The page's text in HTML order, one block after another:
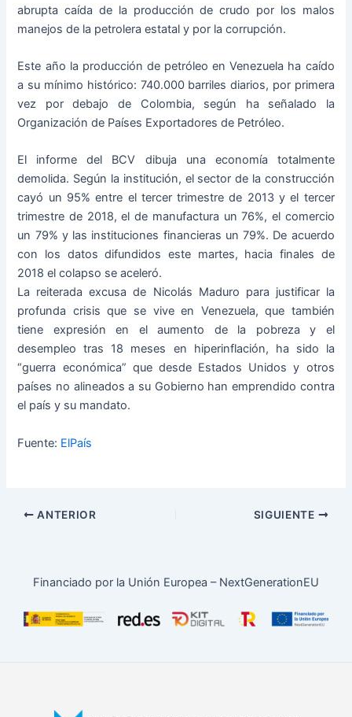
abrupta caída de la producción de crudo por los malos
manejos de la petrolera estatal y por la corrupción.
Este año la producción de petróleo en Venezuela ha caído
a su mínimo histórico: 740.000 barriles diarios, por primera
vez por debajo de Colombia, según ha señalado la
Organización de Países Exportadores de Petróleo.
El informe del BCV dibuja una economía totalmente
demolida. Según la institución, el sector de la construcción
cayó un 95% entre el tercer trimestre de 2013 y el tercer
trimestre de 2018, el de manufactura un 76%, el comercio
un 79% y las instituciones financieras un 79%. De acuerdo
con los datos difundidos este martes, hacia finales de
2018 el colapso se aceleró.
La reiterada excusa de Nicolás Maduro para justificar la
profunda crisis que se vive en Venezuela, que también
tiene expresión en el aumento de la pobreza y el
desempleo tras 18 meses en hiperinflación, ha sido la
“guerra económica” que desde Estados Unidos y otros
países no alineados a su Gobierno han emprendido contra
el país y su mandato.
Fuente: ElPaís
ANTERIOR SIGUIENTE
Financiado por la Unión Europea – NextGenerationEU